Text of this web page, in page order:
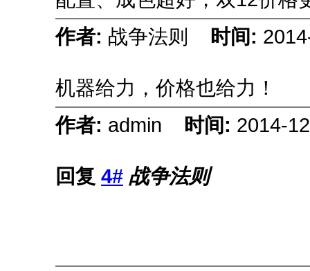
作者: 战争法则 时间:
机器给力，价格也给力！
作者: admin 时间: 2014-
回复 4# 战争法则